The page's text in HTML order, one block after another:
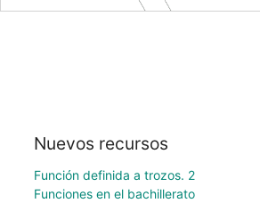
Nuevos recursos
Función definida a trozos. 2
Funciones en el bachillerato